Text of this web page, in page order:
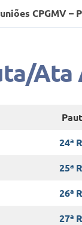
CPGMV –
Ata
24ª
25ª
26ª
27ª